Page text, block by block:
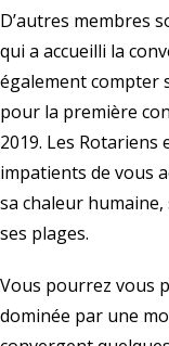
D’autres membres
qui a accueilli la
également compter
pour la première
2019. Les Rotariens
impatients de vous
sa chaleur
ses plages.
Vous pourrez vous
dominée par une